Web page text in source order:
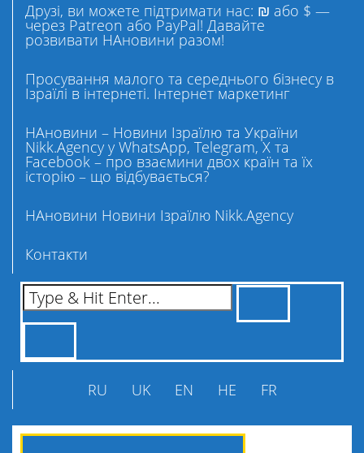
Друзі, ви можете підтримати нас: ₪ або $ —
через Patreon або PayPal! Давайте
розвивати НАновини разом!
Просування малого та середнього бізнесу в
Ізраїлі в інтернеті. Інтернет маркетинг
НАновини – Новини Ізраїлю та України
Nikk.Agency у WhatsApp, Telegram, X та
Facebook – про взаємини двох країн та їх
історію – що відбувається?
НАновини Новини Ізраїлю Nikk.Agency
Контакти
RU UK EN HE FR